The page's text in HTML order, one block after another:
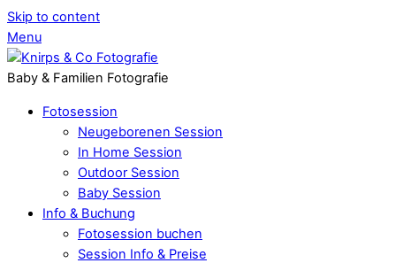
Skip to content
Menu
Baby & Familien Fotografie
Fotosession
Neugeborenen Session
In Home Session
Outdoor Session
Baby Session
Info & Buchung
Fotosession buchen
Session Info & Preise